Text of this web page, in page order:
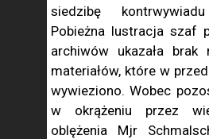
siedzibę
Pobieżna lustracja szaf
archiwów ukazała brak
materiałów, które w
wywieziono. Wobec
w okrążeniu przez
oblężenia Mjr